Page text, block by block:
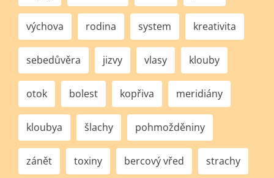
výchova rodina system kreativita
sebedůvěra jizvy vlasy klouby
otok bolest kopřiva meridiány
kloubya šlachy pohmožděniny
zánět toxiny bercový vřed strachy